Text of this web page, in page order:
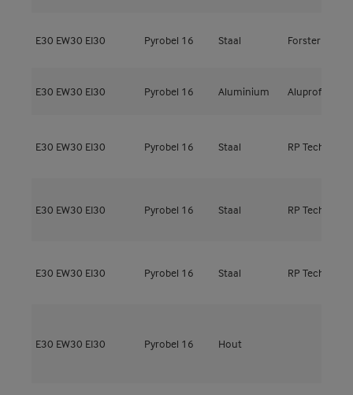
E30 EW30 EI30 Pyrobel 16 Staal Forster
E30 EW30 EI30 Pyrobel 16 Aluminium Aluprof
E30 EW30 EI30 Pyrobel 16 Staal RP Technik
E30 EW30 EI30 Pyrobel 16 Staal RP Technik
E30 EW30 EI30 Pyrobel 16 Staal RP Technik
E30 EW30 EI30 Pyrobel 16 Hout